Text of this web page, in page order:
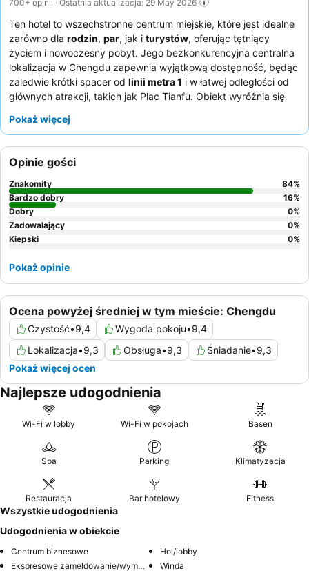
Ten hotel to wszechstronne centrum miejskie, które jest idealne
zarówno dla rodzin, par, jak i turystów, oferując tętniący
życiem i nowoczesny pobyt. Jego bezkonkurencyjna centralna
lokalizacja w Chengdu zapewnia wyjątkową dostępność, będąc
zaledwie krótki spacer od linii metra 1 i w łatwej odległości od
głównych atrakcji, takich jak Plac Tianfu. Obiekt wyróżnia się
obszarem dla dzieci, idealnym do relaksu i rodzinnej zabawy.
powitanie i proaktywną pomoc, a
wysokie oceny za szeroki wybór opcji zachodnich i chińskich.
Dla dodatkowej wygody warto zarezerwować pokój na
wyższym piętrze, aby podziwiać lepsze widoki, oraz skorzystać
z bezpłatnych ulepszeń pokoju i unikalnej
usługi dostarczania
przez robota
Pokaż więcej
Ocena powyżej średniej w tym mieście: Chengdu
Czystość•9,4 Wygoda pokoju•9,4
Lokalizacja•9,3 Obsługa•9,3 Śniadanie•9,3
Pokaż więcej ocen
Opinie gości
Znakomity 84%
Bardzo dobry
16%
Dobry
0%
Zadowalający
0%
Kiepski
0%
Pokaż opinie
Najlepsze udogodnienia
Wi-Fi w lobby Wi-Fi w pokojach Basen
Spa Parking Klimatyzacja
Restauracja Bar hotelowy Fitness
Wszystkie udogodnienia
Udogodnienia w obiekcie
Centrum biznesowe
Hol/lobby
Ekspresowe zameldowanie/wymeldowanie
Winda